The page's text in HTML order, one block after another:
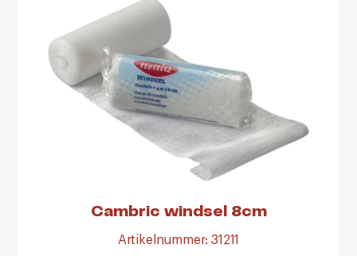
Cambric windsel 8cm
Artikelnummer: 31211